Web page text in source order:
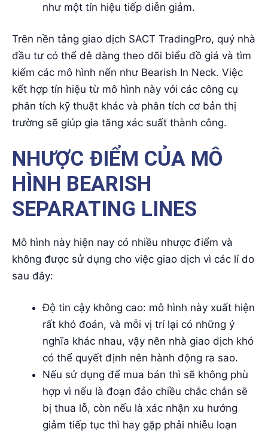
như một tín hiệu tiếp diễn giảm.
Trên nền tảng giao dịch SACT TradingPro, quý nhà
đầu tư có thể dễ dàng theo dõi biểu đồ giá và tìm
kiếm các mô hình nến như Bearish In Neck. Việc
kết hợp tín hiệu từ mô hình này với các công cụ
phân tích kỹ thuật khác và phân tích cơ bản thị
trường sẽ giúp gia tăng xác suất thành công.
NHƯỢC ĐIỂM CỦA MÔ
HÌNH BEARISH
SEPARATING LINES
Mô hình này hiện nay có nhiều nhược điểm và
không được sử dụng cho việc giao dịch vì các lí do
sau đây:
Độ tin cậy không cao: mô hình này xuất hiện
rất khó đoán, và mỗi vị trí lại có những ý
nghĩa khác nhau, vậy nên nhà giao dịch khó
có thể quyết định nên hành động ra sao.
Nếu sử dụng để mua bán thì sẽ không phù
hợp vì nếu là đoạn đảo chiều chắc chắn sẽ
bị thua lỗ, còn nếu là xác nhận xu hướng
giảm tiếp tục thì hay gặp phải nhiễu loạn